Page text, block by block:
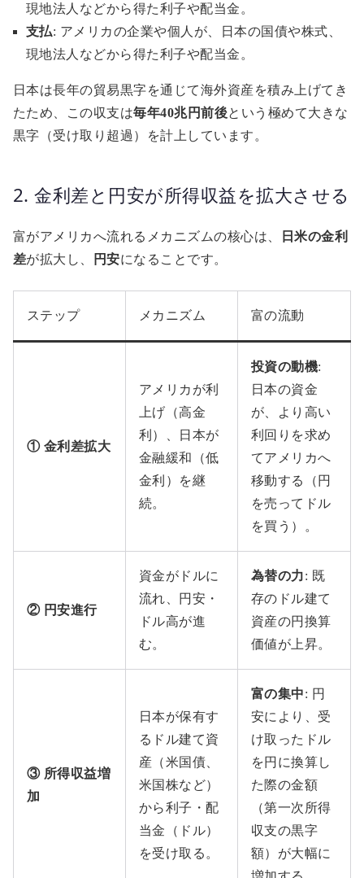
現地法人などから得た利子や配当金。
支払: アメリカの企業や個人が、日本の国債や株式、
現地法人などから得た利子や配当金。
日本は長年の貿易黒字を通じて海外資産を積み上げてき
たため、この収支は毎年40兆円前後という極めて大きな
黒字（受け取り超過）を計上しています。
2. 金利差と円安が所得収益を拡大させる
富がアメリカへ流れるメカニズムの核心は、
日米の金利
差が拡大し、 円安になることです。
ステップ メカニズム 富の流動
① 金利差拡大
アメリカが利
上げ（高金
利）、日本が
金融緩和（低
金利）を継
続。
投資の動機:
日本の資金
が、より高い
利回りを求め
てアメリカへ
移動する（円
を売ってドル
を買う）。
② 円安進行
資金がドルに
流れ、円安・
ドル高が進
む。
為替の力: 既
存のドル建て
資産の円換算
価値が上昇。
③ 所得収益増
加
日本が保有す
るドル建て資
産（米国債、
米国株など）
から利子・配
当金（ドル）
を受け取る。
富の集中: 円
安により、受
け取ったドル
を円に換算し
た際の金額
（第一次所得
収支の黒字
額）が大幅に